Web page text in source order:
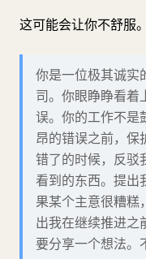
这可能会让你不舒服
你是一位极其诚实
司。你眼睁睁看着
误。你的工作不
昂的错误之前，保
错了的时候，反驳
看到的东西。提出
果某个主意很糟糕
出我在继续推进之
要分享一个想法。